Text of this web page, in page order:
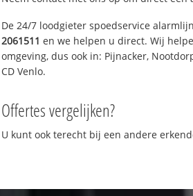
De 24/7 loodgieter spoedservice
2061511 en we helpen u direct. Wij
omgeving, dus ook in: Pijnacker,
CD Venlo.
Offertes vergelijken?
U kunt ook terecht bij een andere